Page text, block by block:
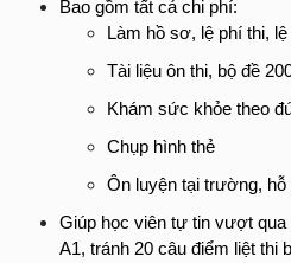
Bao gồm tất cả chi phí:
Làm hồ sơ, lệ phí thi,
Tài liệu ôn thi, bộ đề
Khám sức khỏe theo
Chụp hình thẻ
Ôn luyện tại trường,
Giúp học viên tự tin vượt qua
A1, tránh 20 câu điểm liệt thi